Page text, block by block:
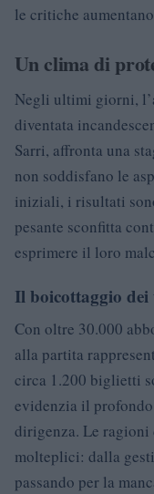
le critiche
Un clima di
Negli ultimi giorni,
diventata
Sarri, affronta una
non soddisfano le
iniziali, i risultati
pesante sconfitta
esprimere il loro
Il boicottaggio dei
Con oltre 30.000
alla partita
circa 1.200 biglietti
evidenzia il
dirigenza. Le ragioni
molteplici: dalla
passando per la